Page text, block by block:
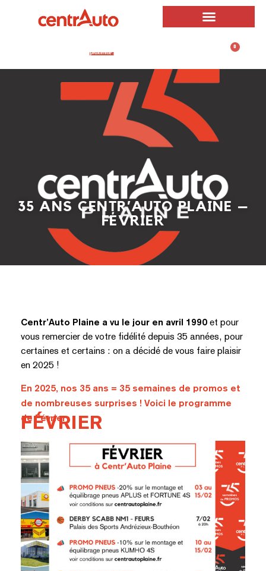
0
35 ANS CENTR’AUTO PLAINE –
FÉVRIER
Centr’Auto Plaine a vu le jour en avril 1990 et pour
vous remercier de votre fidélité depuis 35 années, pour
certaines et certains : on a décidé de vous faire plaisir
en 2025 !
En 2025, nos 35 ans = 35 semaines de promos et
de nombreuses surprises ! Voici le programme
de Février
FÉVRIER